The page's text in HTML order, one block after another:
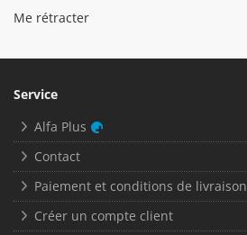
Me rétracter
Service
Alfa Plus
Contact
Paiement et conditions de livraison
Créer un compte client